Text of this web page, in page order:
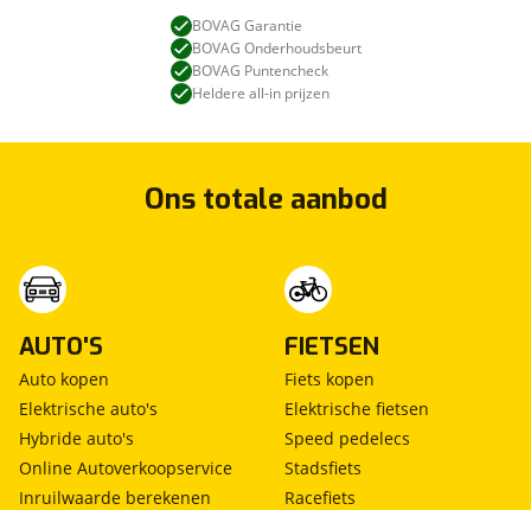
BOVAG Garantie
BOVAG Onderhoudsbeurt
BOVAG Puntencheck
Heldere all-in prijzen
Ons totale aanbod
AUTO'S
Auto kopen
Elektrische auto's
Hybride auto's
Online Autoverkoopservice
Inruilwaarde berekenen
FIETSEN
Fiets kopen
Elektrische fietsen
Speed pedelecs
Stadsfiets
Racefiets